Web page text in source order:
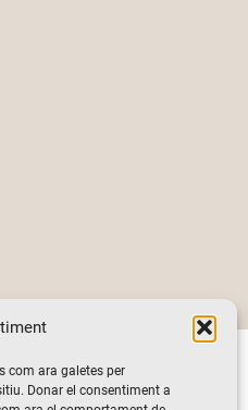
com ara galetes per
Donar el consentiment a